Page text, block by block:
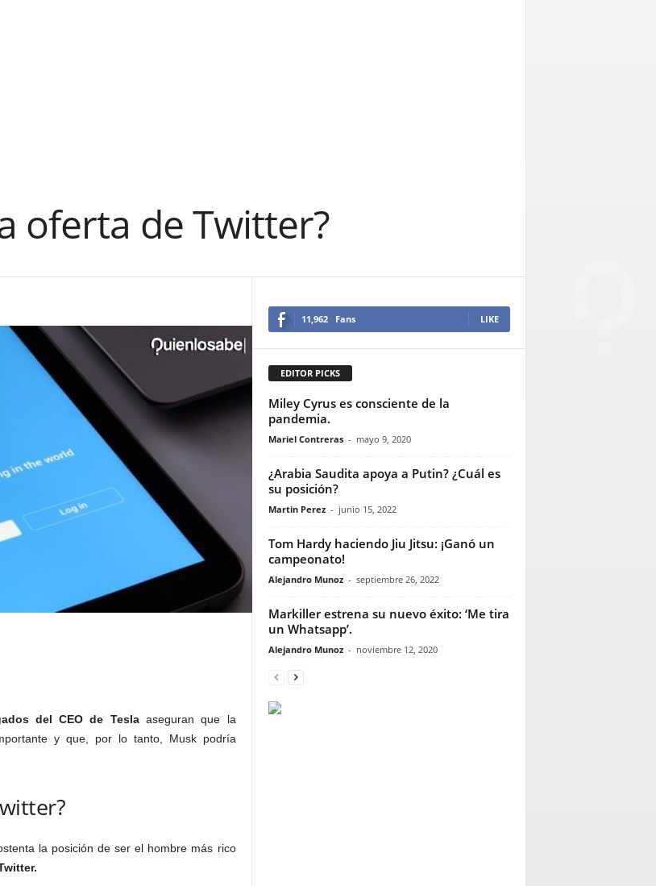
oferta de Twitter?
del CEO de Teslaaseguran que la
y que, por lo tanto, Musk podría
la posición de ser el hombre más rico
11,962 Fans LIKE
EDITOR PICKS
Miley Cyrus es consciente de la
pandemia.
Mariel Contreras - mayo 9, 2020
¿Arabia Saudita apoya a Putin? ¿Cuál es
su posición?
Martin Perez - junio 15, 2022
Tom Hardy haciendo Jiu Jitsu: ¡Ganó un
campeonato!
Alejandro Munoz - septiembre 26, 2022
Markiller estrena su nuevo éxito: ‘Me tira
un Whatsapp’.
Alejandro Munoz - noviembre 12, 2020